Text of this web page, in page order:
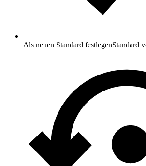
Als neuen Standard festlegenStandard